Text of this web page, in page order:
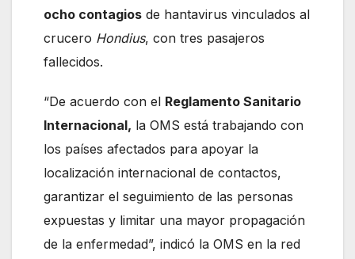
ocho contagios de hantavirus vinculados al
crucero Hondius, con tres pasajeros
fallecidos.
“De acuerdo con el Reglamento Sanitario
Internacional, la OMS está trabajando con
los países afectados para apoyar la
localización internacional de contactos,
garantizar el seguimiento de las personas
expuestas y limitar una mayor propagación
de la enfermedad”, indicó la OMS en la red